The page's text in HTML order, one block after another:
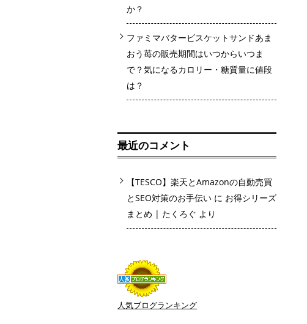
か？
ファミマバタービスケットサンドあま
おう苺の販売期間はいつからいつま
で？気になるカロリー・糖質量に値段
は？
最近のコメント
【TESCO】楽天とAmazonの自動売買
とSEO対策のお手伝い に お得シリーズ
まとめ | たくろぐ より
人気ブログランキング